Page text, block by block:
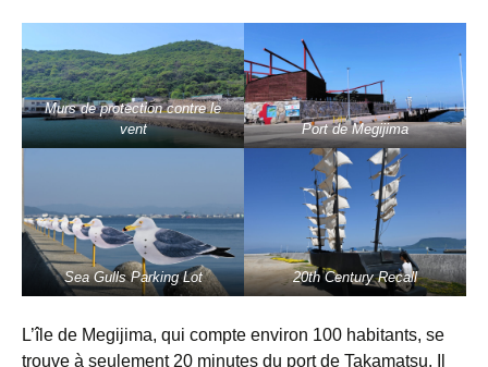
Murs de protection contre le
vent
Port de Megijima
Sea Gulls Parking Lot 20th Century Recall
L’île de Megijima, qui compte environ 100 habitants, se
trouve à seulement 20 minutes du port de Takamatsu. Il